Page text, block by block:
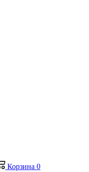
Корзина 0